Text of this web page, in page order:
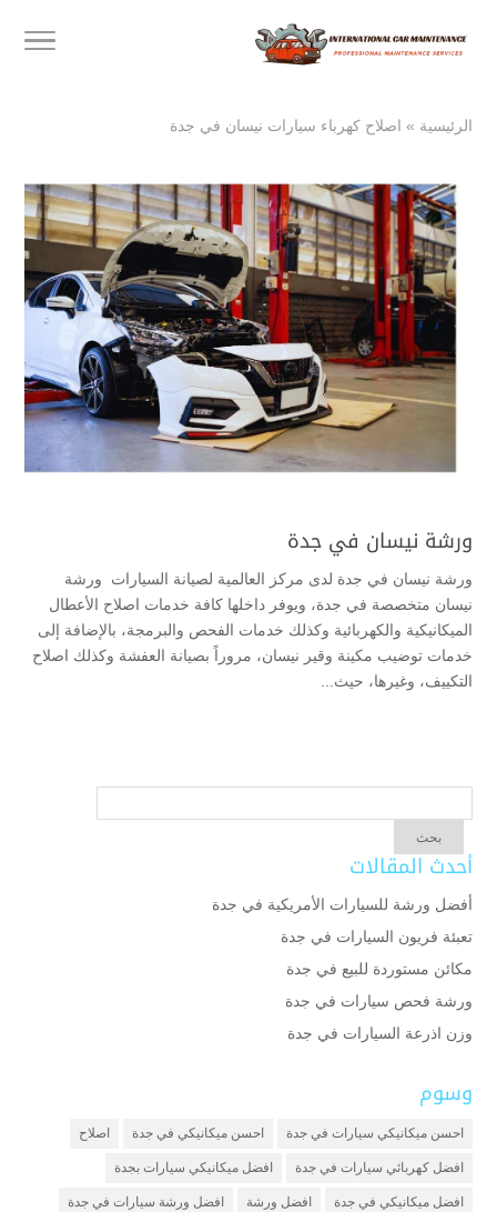
الرئيسية » اصلاح كهرباء سيارات نيسان في جدة
ورشة نيسان في جدة
ورشة نيسان في جدة لدى مركز العالمية لصيانة السيارات ورشة
نيسان متخصصة في جدة، ويوفر داخلها كافة خدمات اصلاح الأعطال
الميكانيكية والكهربائية وكذلك خدمات الفحص والبرمجة، بالإضافة إلى
خدمات توضيب مكينة وقير نيسان، مروراً بصيانة العفشة وكذلك اصلاح
التكييف، وغيرها، حيث...
أحدث المقالات
أفضل ورشة للسيارات الأمريكية في جدة
تعبئة فريون السيارات في جدة
مكائن مستوردة للبيع في جدة
ورشة فحص سيارات في جدة
وزن اذرعة السيارات في جدة
وسوم
احسن ميكانيكي سيارات في جدة احسن ميكانيكي في جدة اصلاح
افضل كهربائي سيارات في جدة افضل ميكانيكي سيارات بجدة
افضل ميكانيكي في جدة افضل ورشة افضل ورشة سيارات في جدة